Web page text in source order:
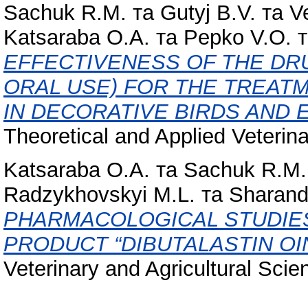
Sachuk R.M. та Gutyj B.V. та
Katsaraba O.A. та Pepko V.O.
EFFECTIVENESS OF THE
ORAL USE) FOR THE
IN DECORATIVE BIRDS AND
Theoretical and Applied
Katsaraba O.A. та Sachuk R.M.
Radzykhovskyi M.L. та
PHARMACOLOGICAL
PRODUCT “DIBUTALASTIN
Veterinary and Agricultural